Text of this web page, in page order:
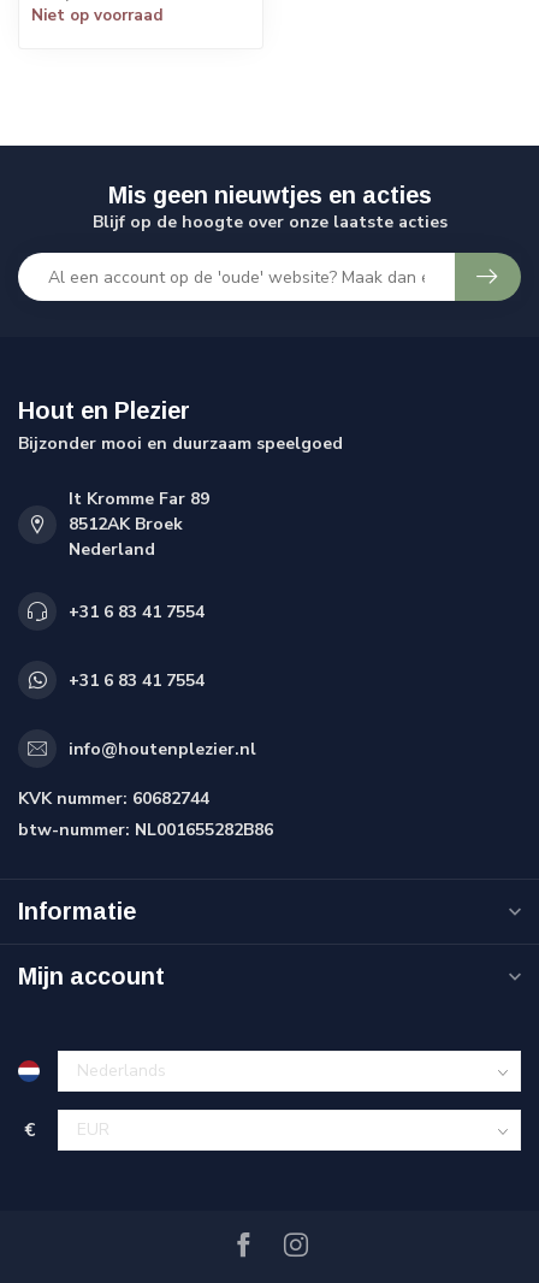
Niet op voorraad
Mis geen nieuwtjes en acties
Blijf op de hoogte over onze laatste acties
Hout en Plezier
Bijzonder mooi en duurzaam speelgoed
It Kromme Far 89
8512AK Broek
Nederland
+31 6 83 41 7554
+31 6 83 41 7554
info@houtenplezier.nl
KVK nummer: 60682744
btw-nummer: NL001655282B86
Informatie
Mijn account
€